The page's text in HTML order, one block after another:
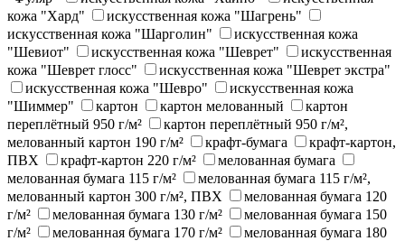
кожа "Хард"
искусственная кожа "Шагрень"
искусственная кожа "Шарголин"
искусственная кожа
"Шевиот"
искусственная кожа "Шеврет"
искусственная
кожа "Шеврет глосс"
искусственная кожа "Шеврет экстра"
искусственная кожа "Шевро"
искусственная кожа
"Шиммер"
картон картон мелованный
картон
переплётный 950 г/м²
картон переплётный 950 г/м²,
мелованный картон 190 г/м²
крафт-бумага
крафт-картон,
ПВХ
крафт-картон 220 г/м²
мелованная бумага
мелованная бумага 115 г/м²
мелованная бумага 115 г/м²,
мелованный картон 300 г/м², ПВХ
мелованная бумага 120
г/м²
мелованная бумага 130 г/м²
мелованная бумага 150
г/м²
мелованная бумага 170 г/м²
мелованная бумага 180